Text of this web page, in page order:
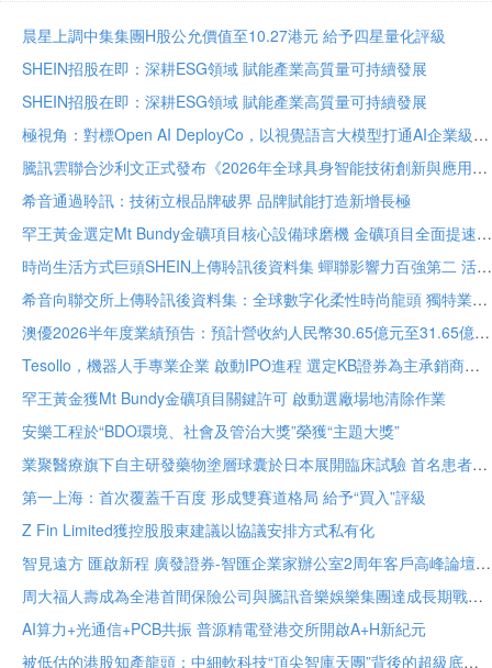
晨星上調中集集團H股公允價值至10.27港元 給予四星量化評級
SHEIN招股在即：深耕ESG領域 賦能產業高質量可持續發展
SHEIN招股在即：深耕ESG領域 賦能產業高質量可持續發展
極視角：對標Open AI DeployCo，以視覺語言大模型打通AI企業級落地“最後一公里”
騰訊雲聯合沙利文正式發布《2026年全球具身智能技術創新與應用白皮書》
希音通過聆訊：技術立根品牌破界 品牌賦能打造新增長極
罕王黃金選定Mt Bundy金礦項目核心設備球磨機 金礦項目全面提速
時尚生活方式巨頭SHEIN上傳聆訊後資料集 蟬聯影響力百強第二 活躍顧客達2.73億
希音向聯交所上傳聆訊後資料集：全球數字化柔性時尚龍頭 獨特業務模式構築堅固護城河
澳優2026半年度業績預告：預計營收約人民幣30.65億元至31.65億元 核心業務基礎保持穩定
Tesollo，機器人手專業企業 啟動IPO進程 選定KB證券為主承銷商
罕王黃金獲Mt Bundy金礦項目關鍵許可 啟動選廠場地清除作業
安樂工程於“BDO環境、社會及管治大獎”榮獲“主題大獎”
業聚醫療旗下自主研發藥物塗層球囊於日本展開臨床試驗 首名患者已入組
第一上海：首次覆蓋千百度 形成雙賽道格局 給予“買入”評級
Z Fin Limited獲控股股東建議以協議安排方式私有化
智見遠方 匯啟新程 廣發證券-智匯企業家辦公室2周年客戶高峰論壇在穗舉辦
周大福人壽成為全港首間保險公司與騰訊音樂娛樂集團達成長期戰略合作
AI算力+光通信+PCB共振 普源精電登港交所開啟A+H新紀元
被低估的港股知產龍頭：中細軟科技“頂尖智庫天團”背後的超級底牌